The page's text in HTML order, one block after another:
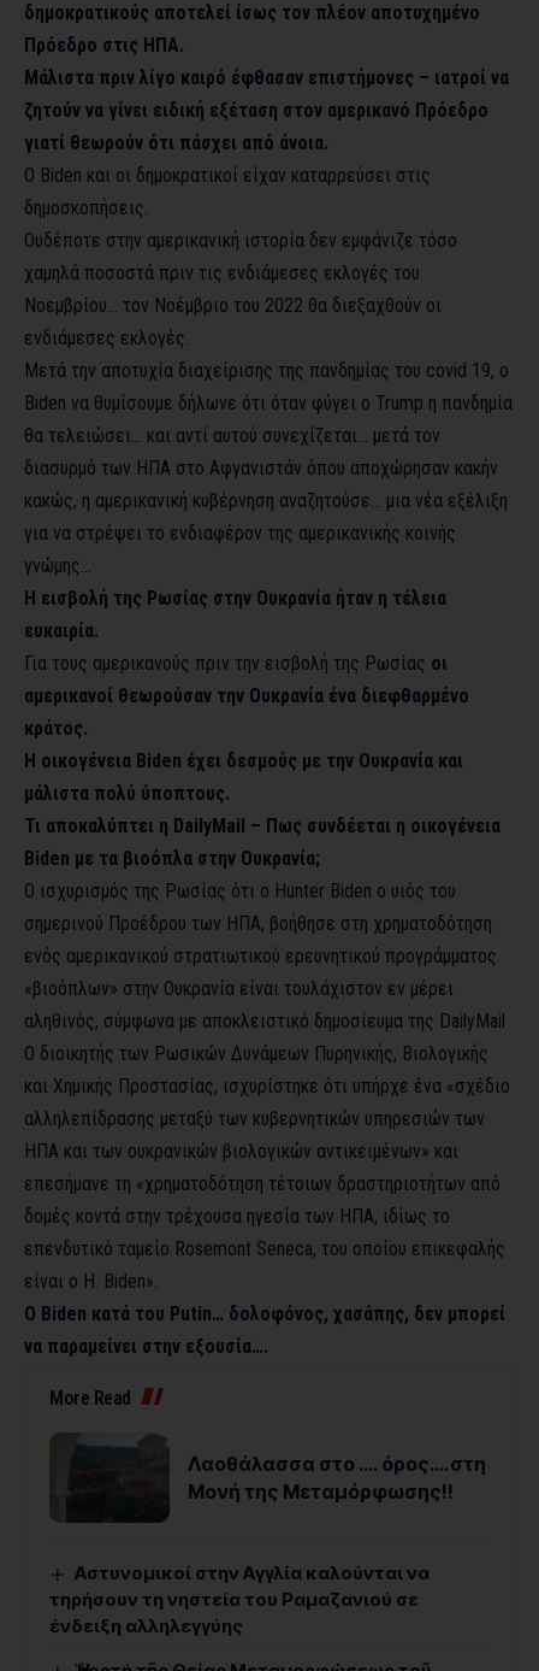
δημοκρατικούς αποτελεί ίσως τον πλέον αποτυχημένο
Πρόεδρο στις ΗΠΑ.
Μάλιστα πριν λίγο καιρό έφθασαν επιστήμονες – ιατροί να
ζητούν να γίνει ειδική εξέταση στον αμερικανό Πρόεδρο
γιατί θεωρούν ότι πάσχει από άνοια.
Ο Biden και οι δημοκρατικοί είχαν καταρρεύσει στις
δημοσκοπήσεις.
Ουδέποτε στην αμερικανική ιστορία δεν εμφάνιζε τόσο
χαμηλά ποσοστά πριν τις ενδιάμεσες εκλογές του
Νοεμβρίου… τον Νοέμβριο του 2022 θα διεξαχθούν οι
ενδιάμεσες εκλογές.
Μετά την αποτυχία διαχείρισης της πανδημίας του covid 19, ο
Biden να θυμίσουμε δήλωνε ότι όταν φύγει ο Trump η πανδημία
θα τελειώσει… και αντί αυτού συνεχίζεται… μετά τον
διασυρμό των ΗΠΑ στο Αφγανιστάν όπου αποχώρησαν κακήν
κακώς, η αμερικανική κυβέρνηση αναζητούσε… μια νέα εξέλιξη
για να στρέψει το ενδιαφέρον της αμερικανικής κοινής
γνώμης…
Η εισβολή της Ρωσίας στην Ουκρανία ήταν η τέλεια
ευκαιρία.
Για τους αμερικανούς πριν την εισβολή της Ρωσίας οι
αμερικανοί θεωρούσαν την Ουκρανία ένα διεφθαρμένο
κράτος.
Η οικογένεια Biden έχει δεσμούς με την Ουκρανία και
μάλιστα πολύ ύποπτους.
Τι αποκαλύπτει η DailyMail – Πως συνδέεται η οικογένεια
Biden με τα βιοόπλα στην Ουκρανία;
Ο ισχυρισμός της Ρωσίας ότι ο Hunter Biden ο υιός του
σημερινού Προέδρου των ΗΠΑ, βοήθησε στη χρηματοδότηση
ενός αμερικανικού στρατιωτικού ερευνητικού προγράμματος
«βιοόπλων» στην Ουκρανία είναι τουλάχιστον εν μέρει
αληθινός, σύμφωνα με αποκλειστικό δημοσίευμα της DailyMail
Ο διοικητής των Ρωσικών Δυνάμεων Πυρηνικής, Βιολογικής
και Χημικής Προστασίας, ισχυρίστηκε ότι υπήρχε ένα «σχέδιο
αλληλεπίδρασης μεταξύ των κυβερνητικών υπηρεσιών των
ΗΠΑ και των ουκρανικών βιολογικών αντικειμένων» και
επεσήμανε τη «χρηματοδότηση τέτοιων δραστηριοτήτων από
δομές κοντά στην τρέχουσα ηγεσία των ΗΠΑ, ιδίως το
επενδυτικό ταμείο Rosemont Seneca, του οποίου επικεφαλής
είναι ο H. Biden».
Ο Biden κατά του Putin… δολοφόνος, χασάπης, δεν μπορεί
να παραμείνει στην εξουσία….
More Read
Λαοθάλασσα στο …. όρος….στη
Μονή της Μεταμόρφωσης!!
Αστυνομικοί στην Αγγλία καλούνται να
τηρήσουν τη νηστεία του Ραμαζανιού σε
ένδειξη αλληλεγγύης